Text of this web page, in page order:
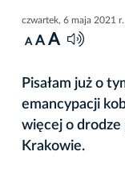
czwartek, 6 maja 2021 r.
A A A
Pisałam już o
emancypacji
więcej o drodze
Krakowie.